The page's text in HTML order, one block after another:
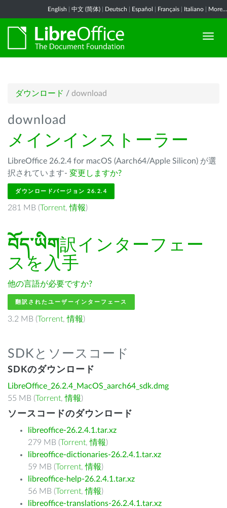
English 中文 (简体) Deutsch Español Français Italiano More...
ダウンロード / download
download
メインインストーラー
LibreOffice 26.2.4 for macOS (Aarch64/Apple Silicon) が選
択されています- 変更しますか?
ダウンロードバージョン 26.2.4
281 MB (Torrent,情報)
བོད་ཡིག訳インターフェー
スを入手
他の言語が必要ですか?
翻訳されたユーザーインターフェース
3.2 MB (Torrent,情報)
SDKとソースコード
SDKのダウンロード
LibreOffice_26.2.4_MacOS_aarch64_sdk.dmg
55 MB (Torrent,情報)
ソースコードのダウンロード
libreoffice-26.2.4.1.tar.xz
279 MB (Torrent,情報)
libreoffice-dictionaries-26.2.4.1.tar.xz
59 MB (Torrent,情報)
libreoffice-help-26.2.4.1.tar.xz
56 MB (Torrent,情報)
libreoffice-translations-26.2.4.1.tar.xz